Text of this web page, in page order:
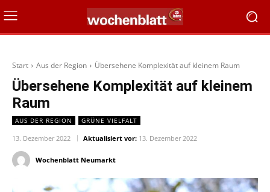
Start Aus der Region Übersehene Komplexität auf kleinem Raum
Übersehene Komplexität auf kleinem
Raum
AUS DER REGION GRÜNE VIELFALT
13. Dezember 2022 Aktualisiert vor: 13. Dezember 2022
Wochenblatt Neumarkt